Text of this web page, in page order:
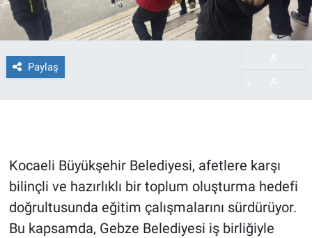
Paylaş
Kocaeli Büyükşehir Belediyesi, afetlere karşı
bilinçli ve hazırlıklı bir toplum oluşturma hedefi
doğrultusunda eğitim çalışmalarını sürdürüyor.
Bu kapsamda, Gebze Belediyesi iş birliğiyle